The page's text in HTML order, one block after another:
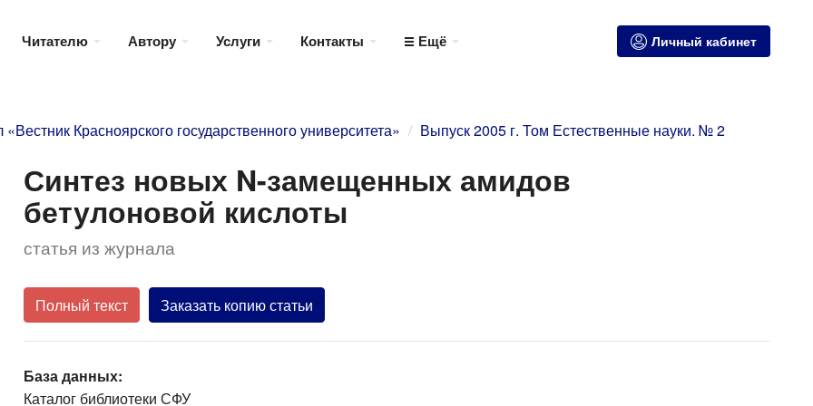
Читателю Автору Услуги Контакты Ещё Личный кабинет
Красноярского государственного университета» Выпуск 2005 г. Том Естественные науки. № 2
Синтез новых N-замещенных амидов
бетулоновой кислоты
статья из журнала
Полный текст Заказать копию статьи
База данных:
Каталог библиотеки СФУ